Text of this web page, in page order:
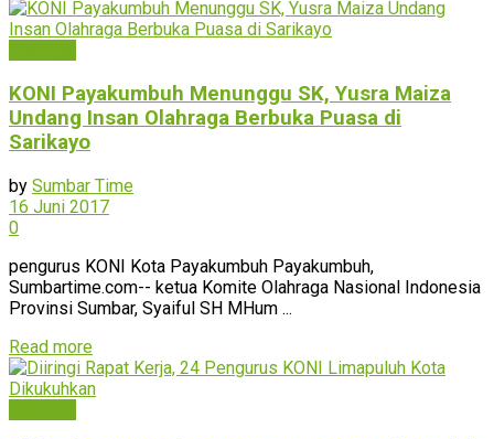
KONI Payakumbuh Menunggu SK, Yusra Maiza
Undang Insan Olahraga Berbuka Puasa di
Sarikayo
by Sumbar Time
16 Juni 2017
0
pengurus KONI Kota Payakumbuh Payakumbuh,
Sumbartime.com-- ketua Komite Olahraga Nasional Indonesia
Provinsi Sumbar, Syaiful SH MHum ...
Read more